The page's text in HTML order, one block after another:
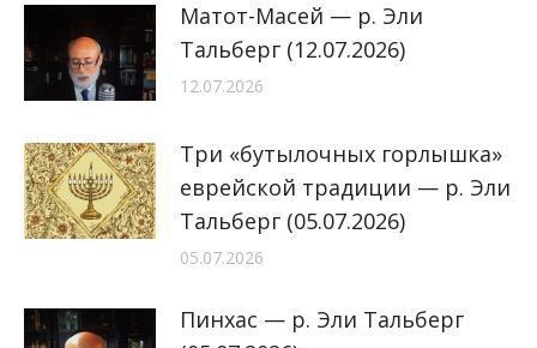
Матот-Масей — р. Эли
Тальберг (12.07.2026)
12.07.2026
Три «бутылочных горлышка»
еврейской традиции — р. Эли
Тальберг (05.07.2026)
05.07.2026
Пинхас — р. Эли Тальберг